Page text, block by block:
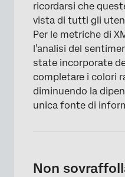
ricordarsi che
vista di tutti gli
Per le metriche di
l’analisi del
state incorporate
completare i colori
diminuendo la
unica fonte di
Non